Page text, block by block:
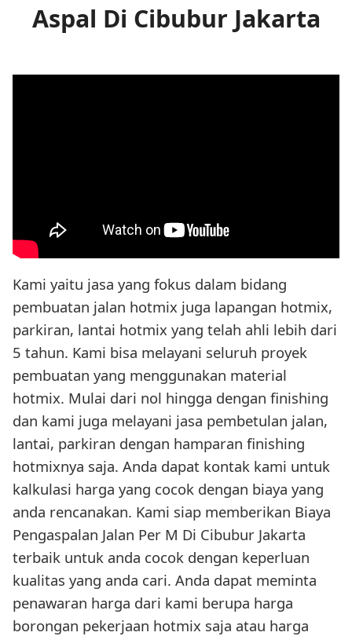
Aspal Di Cibubur Jakarta
Kami yaitu jasa yang fokus dalam bidang
pembuatan jalan hotmix juga lapangan hotmix,
parkiran, lantai hotmix yang telah ahli lebih dari
5 tahun. Kami bisa melayani seluruh proyek
pembuatan yang menggunakan material
hotmix. Mulai dari nol hingga dengan finishing
dan kami juga melayani jasa pembetulan jalan,
lantai, parkiran dengan hamparan finishing
hotmixnya saja. Anda dapat kontak kami untuk
kalkulasi harga yang cocok dengan biaya yang
anda rencanakan. Kami siap memberikan Biaya
Pengaspalan Jalan Per M Di Cibubur Jakarta
terbaik untuk anda cocok dengan keperluan
kualitas yang anda cari. Anda dapat meminta
penawaran harga dari kami berupa harga
borongan pekerjaan hotmix saja atau harga